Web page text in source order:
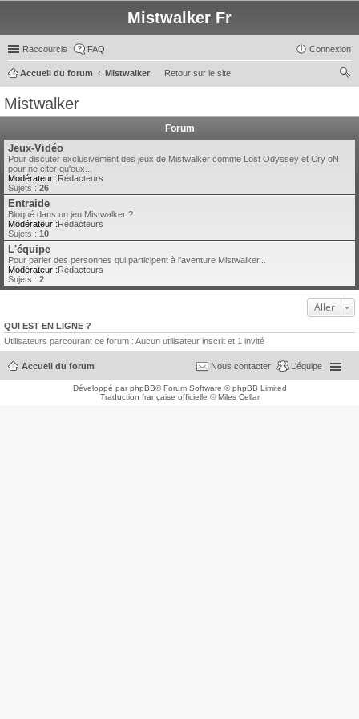
Mistwalker Fr
Raccourcis FAQ Connexion
Retour sur le site
Accueil du forum
Mistwalker
Mistwalker
Forum
Jeux-Vidéo
Pour discuter exclusivement des jeux de Mistwalker comme Lost Odyssey et Cry oN
pour ne citer qu'eux...
Modérateur :Rédacteurs
Sujets : 26
Entraide
Bloqué dans un jeu Mistwalker ?
Modérateur :Rédacteurs
Sujets : 10
L'équipe
Pour parler des personnes qui participent à l'aventure Mistwalker...
Modérateur :Rédacteurs
Sujets : 2
Aller
QUI EST EN LIGNE ?
Utilisateurs parcourant ce forum : Aucun utilisateur inscrit et 1 invité
Accueil du forum L’équipe
Nous contacter
Développé parphpBB® Forum Software © phpBB Limited
Traduction française officielle ©Miles Cellar